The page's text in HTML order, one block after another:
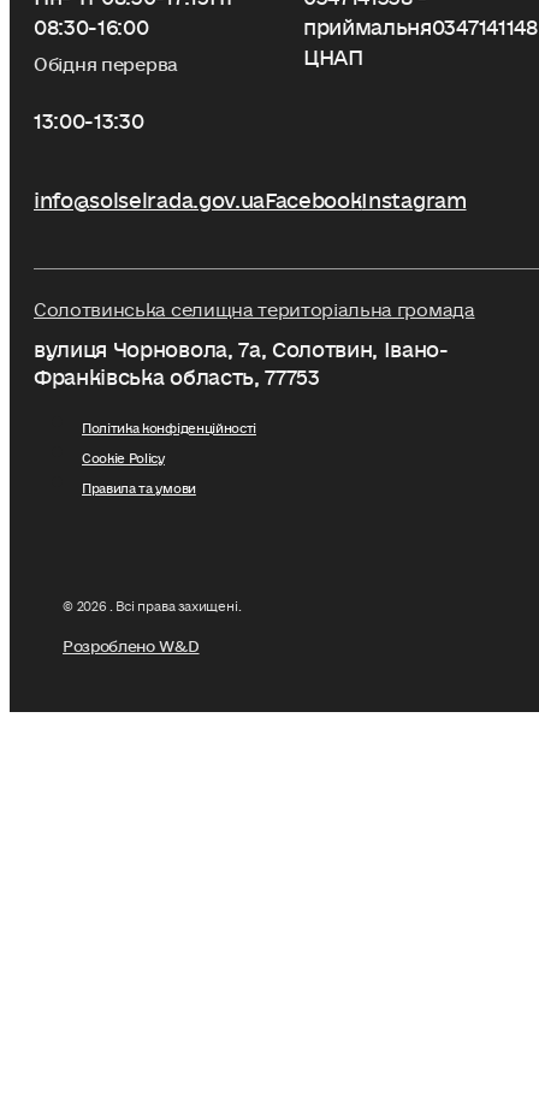
08:30-16:00
Обідня перерва
13:00-13:30
приймальня
ЦНАП
info@solselrada.gov.uaFacebookInstagram
Солотвинська селищна територіальна громада
вулиця Чорновола, 7a, Солотвин, Івано-
Франківська область, 77753
Політика конфіденційності
Cookie Policy
Правила та умови
© 2026 . Всі права захищені.
Розроблено W&D